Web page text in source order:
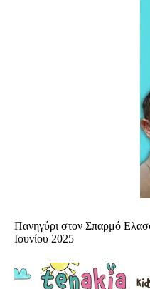
Πανηγύρι στον Σπαρμό
Ιουνίου 2025